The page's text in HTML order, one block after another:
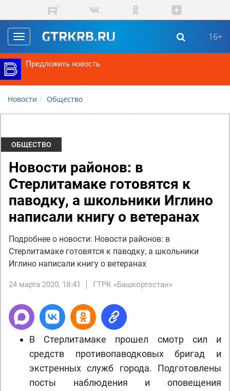
Перейти к основному содержанию
Toggle
navigation
16+
Предложить новость
Новости Общество
ОБЩЕСТВО
Новости районов: в
Стерлитамаке готовятся к
паводку, а школьники Иглино
написали книгу о ветеранах
Подробнее о новости: Новости районов: в
Стерлитамаке готовятся к паводку, а школьники
Иглино написали книгу о ветеранах
24 марта 2020, 18:41 ГТРК «Башкортостан»
В Стерлитамаке прошел смотр сил и
средств противопаводковых бригад и
экстренных служб города. Подготовлены
посты наблюдения и оповещения